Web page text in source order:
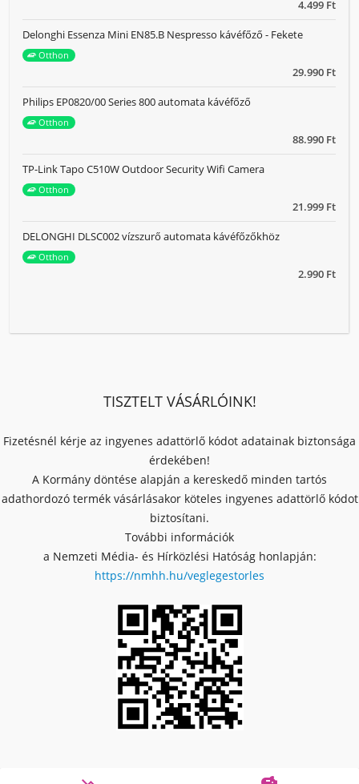
4.499 Ft
29.990 Ft
Delonghi Essenza Mini EN85.B Nespresso kávéfőző - Fekete
Otthon
88.990 Ft
Philips EP0820/00 Series 800 automata kávéfőző
Otthon
21.999 Ft
TP-Link Tapo C510W Outdoor Security Wifi Camera
Otthon
2.990 Ft
DELONGHI DLSC002 vízszurő automata kávéfőzőkhöz
Otthon
TISZTELT VÁSÁRLÓINK!
Fizetésnél kérje az ingyenes adattörlő kódot adatainak biztonsága
érdekében!
A Kormány döntése alapján a kereskedő minden tartós
adathordozó termék vásárlásakor köteles ingyenes adattörlő kódot
biztosítani.
További információk
a Nemzeti Média- és Hírközlési Hatóság honlapján:
https://nmhh.hu/veglegestorles